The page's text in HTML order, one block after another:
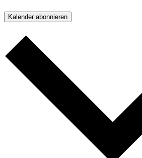
Kalender abonnieren